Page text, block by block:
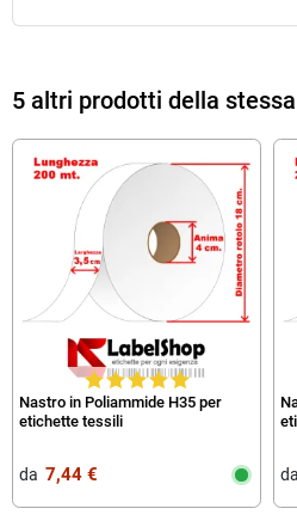
5 altri prodotti della
Nastro in Poliammide H35 per
etichette tessili
da‎ ‎ 7,44 € da‎ ‎